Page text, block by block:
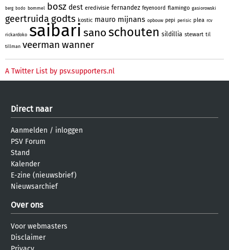
berg bodo bommel bosz dest eredivisie fernandez feyenoord flamingo gasiorowski
geertruida godts kostic mauro mijnans opbouw pepi perisic plea rcv
rickardoko saibari sanoschouten sildillia stewart til
tillman veerman wanner
A Twitter List by psv.supporters.nl
Direct naar
Aanmelden / inloggen
PSV Forum
Stand
Kalender
E-zine (nieuwsbrief)
Nieuwsarchief
Over ons
Voor webmasters
Disclaimer